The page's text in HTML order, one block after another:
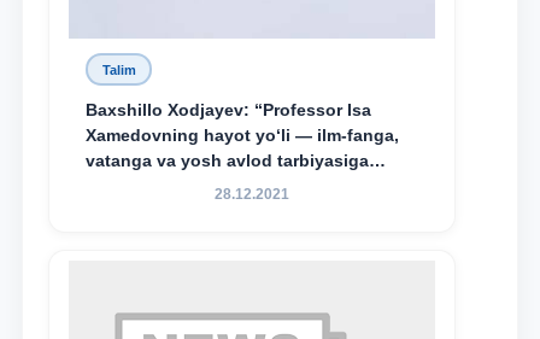
Talim
Baxshillo Xodjayev: “Professor Isa
Xamedovning hayot yo‘li — ilm-fanga,
vatanga va yosh avlod tarbiyasiga
sodiqlikning oliy namunasidir”.
28.12.2021